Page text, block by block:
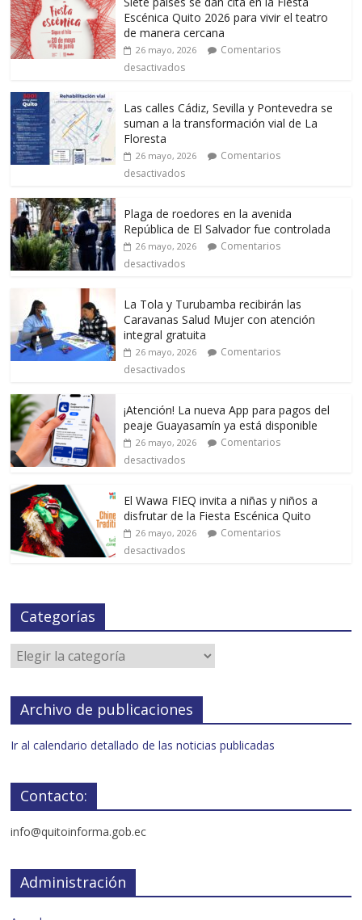
Escénica Quito 2026 para vivir el teatro
de manera cercana
26 mayo, 2026
Comentarios
desactivados
Las calles Cádiz, Sevilla y Pontevedra se
suman a la transformación vial de La
Floresta
26 mayo, 2026
Comentarios
desactivados
Plaga de roedores en la avenida
República de El Salvador fue controlada
26 mayo, 2026
Comentarios
desactivados
La Tola y Turubamba recibirán las
Caravanas Salud Mujer con atención
integral gratuita
26 mayo, 2026
Comentarios
desactivados
¡Atención! La nueva App para pagos del
peaje Guayasamín ya está disponible
26 mayo, 2026
Comentarios
desactivados
El Wawa FIEQ invita a niñas y niños a
disfrutar de la Fiesta Escénica Quito
26 mayo, 2026
Comentarios
desactivados
Categorías
Archivo de publicaciones
Ir al calendario detallado de las noticias publicadas
Contacto:
info@quitoinforma.gob.ec
Administración